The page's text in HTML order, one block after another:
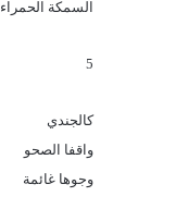
السمكة الحمراء
5
كالجندي
واقفا الصحو
وجوها غائمة